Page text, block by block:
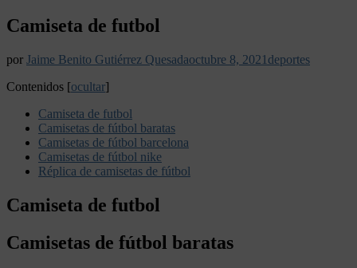
Camiseta de futbol
por Jaime Benito Gutiérrez Quesadaoctubre 8, 2021 deportes
Contenidos [ocultar]
Camiseta de futbol
Camisetas de fútbol baratas
Camisetas de fútbol barcelona
Camisetas de fútbol nike
Réplica de camisetas de fútbol
Camiseta de futbol
Camisetas de fútbol baratas